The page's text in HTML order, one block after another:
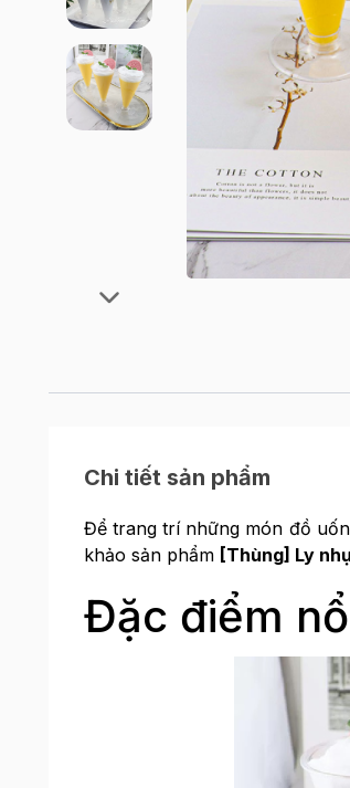
Chi tiết sản phẩm
Để trang trí những món đồ
khảo sản phẩm [Thùng] Ly
Đặc điểm